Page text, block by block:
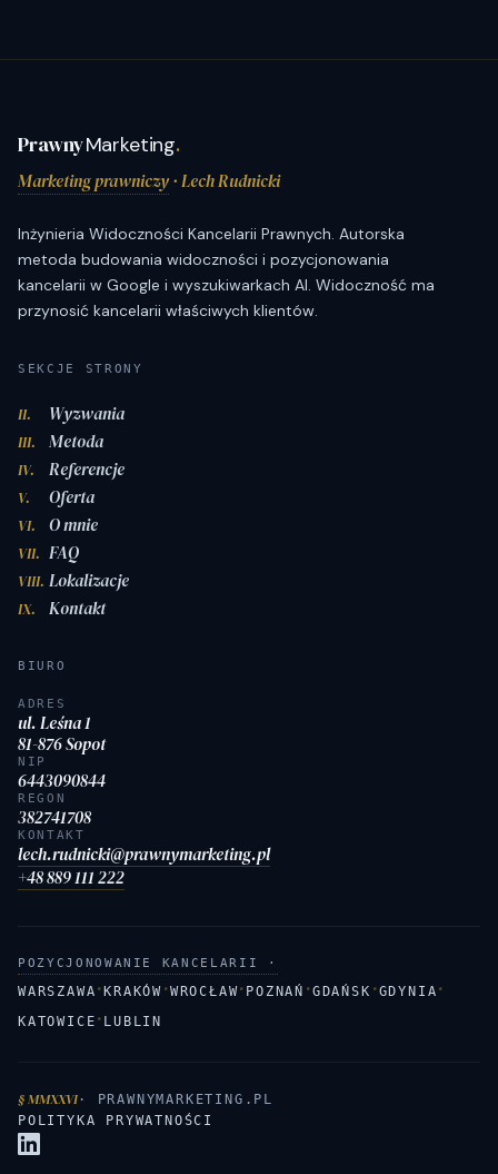
PrawnyMarketing.
Marketing prawniczy· Lech Rudnicki
Inżynieria Widoczności Kancelarii Prawnych. Autorska
metoda budowania widoczności i pozycjonowania
kancelarii w Google i wyszukiwarkach AI. Widoczność ma
przynosić kancelarii właściwych klientów.
SEKCJE STRONY
II. Wyzwania
III. Metoda
IV. Referencje
V. Oferta
VI. O mnie
VII. FAQ
VIII. Lokalizacje
IX. Kontakt
BIURO
ADRES
ul. Leśna 1
81-876 Sopot
NIP
6443090844
REGON
382741708
KONTAKT
lech.rudnicki@prawnymarketing.pl
+48 889 111 222
POZYCJONOWANIE KANCELARII ·
WARSZAWA ·KRAKÓW ·WROCŁAW· POZNAŃ ·GDAŃSK ·GDYNIA ·
KATOWICE · LUBLIN
§ MMXXVI · PRAWNYMARKETING.PL
POLITYKA PRYWATNOŚCI